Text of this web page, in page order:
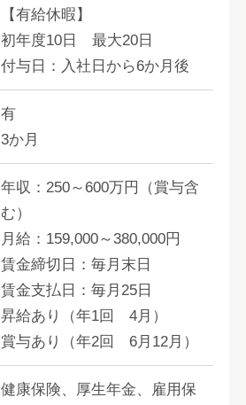
【有給休暇】
初年度10日 最大20日
付与日：入社日から6か月後
有
3か月
年収：250～600万円（賞与含
む）
月給：159,000～380,000円
賃金締切日：毎月末日
賃金支払日：毎月25日
昇給あり（年1回 4月）
賞与あり（年2回 6月12月）
健康保険、厚生年金、雇用保